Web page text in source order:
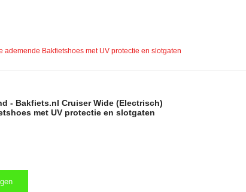
Bakfietshoes met UV protectie en slotgaten
- Bakfiets.nl Cruiser Wide (Electrisch)
met UV protectie en slotgaten